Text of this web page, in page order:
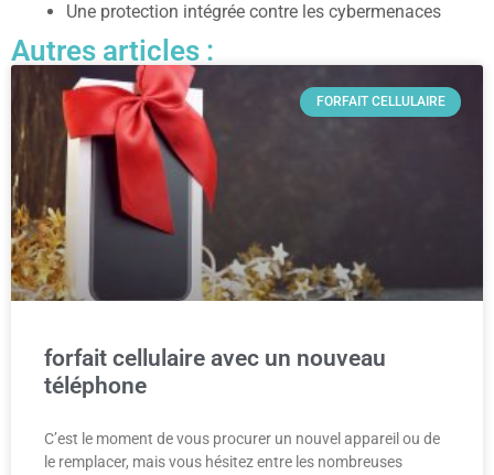
Une protection intégrée contre les cybermenaces
Autres articles :
FORFAIT CELLULAIRE
forfait cellulaire avec un nouveau
téléphone
C’est le moment de vous procurer un nouvel appareil ou de
le remplacer, mais vous hésitez entre les nombreuses